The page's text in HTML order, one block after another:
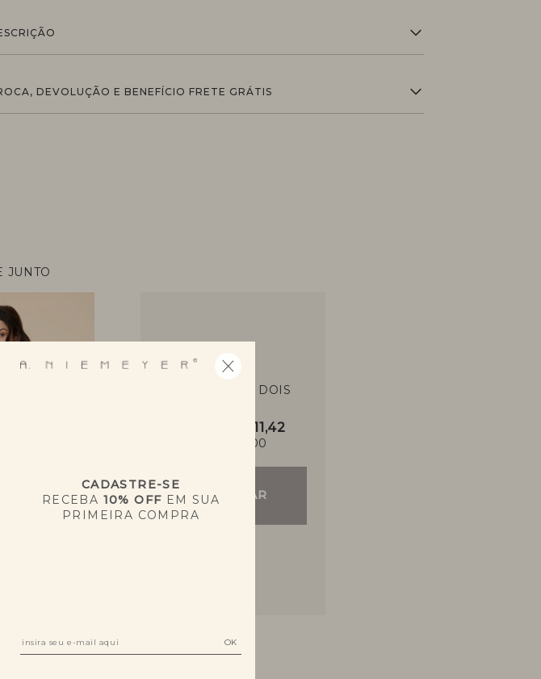
DEVOLUÇÃO E BENEFÍCIO FRETE GRÁTIS
JUNTO
COMPRE OS DOIS
7x de R$ 511,42
R$ 3580,00
COMPRAR
CADASTRE-SE
RECEBA 10% OFF EM SUA
PRIMEIRA COMPRA